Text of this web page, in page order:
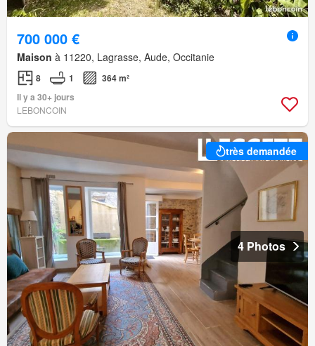
700 000 €
Maison à 11220, Lagrasse, Aude, Occitanie
8 1
364 m²
Il y a 30+ jours
LEBONCOIN
très demandée
4 Photos